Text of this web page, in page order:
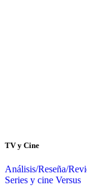
TV y Cine
Análisis/Reseña/
Series y cine Versus